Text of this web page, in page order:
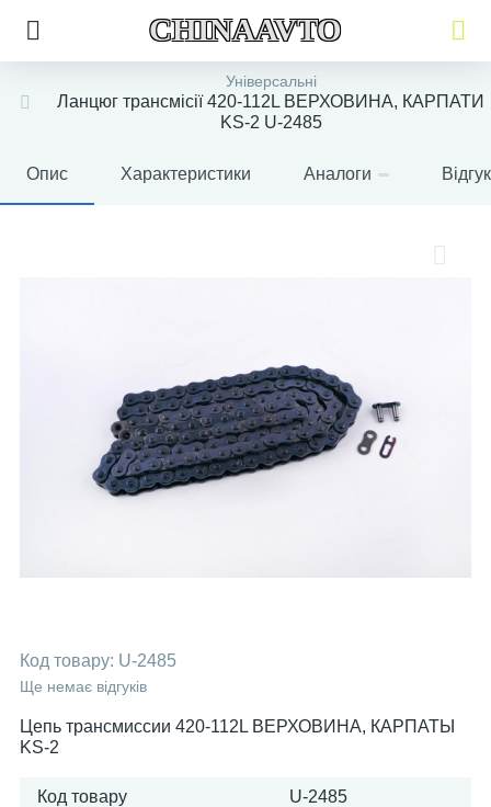
CHINAAVTO
Універсальні
Ланцюг трансмісії 420-112L ВЕРХОВИНА, КАРПАТИ
KS-2 U-2485
Опис Характеристики Аналоги
Код товару: U-2485
Ще немає відгуків
Цепь трансмиссии 420-112L ВЕРХОВИНА, КАРПАТЫ
KS-2
Код товару U-2485